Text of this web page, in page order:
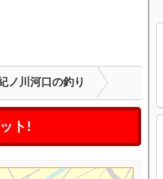
ノ川河口の釣り
ト!